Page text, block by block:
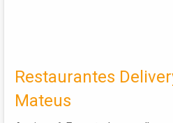
Restaurantes
Mateus